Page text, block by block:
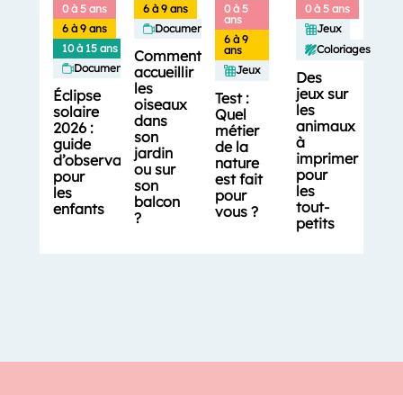
0 à 5 ans
6 à 9 ans
10 à 15 ans
Documentaires
Éclipse
solaire
2026 :
guide
d’observation
pour
les
enfants
6 à 9 ans
Documentaires
Comment
accueillir
les
oiseaux
dans
son
jardin
ou sur
son
balcon
?
0 à 5
ans
6 à 9
ans
Jeux
Test :
Quel
métier
de la
nature
est fait
pour
vous ?
0 à 5 ans
Jeux
Coloriages
Des
jeux sur
les
animaux
à
imprimer
pour
les
tout-
petits